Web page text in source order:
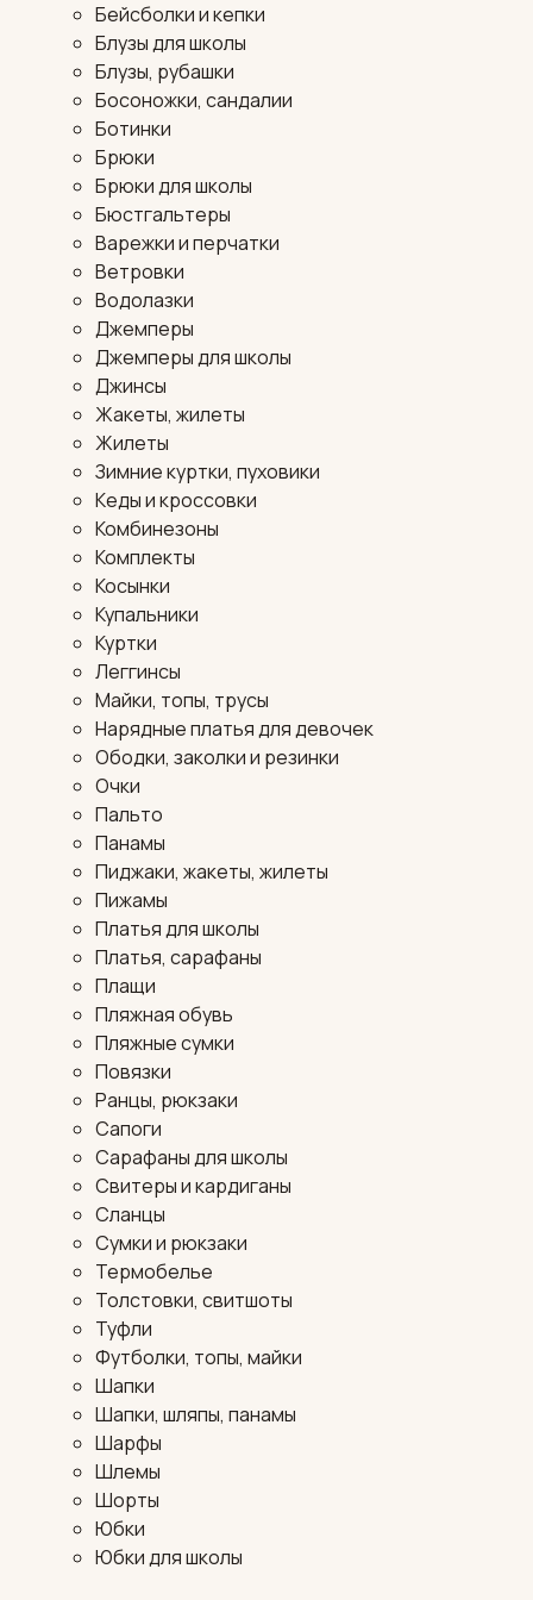
Бейсболки и кепки
Блузы для школы
Блузы, рубашки
Босоножки, сандалии
Ботинки
Брюки
Брюки для школы
Бюстгальтеры
Варежки и перчатки
Ветровки
Водолазки
Джемперы
Джемперы для школы
Джинсы
Жакеты, жилеты
Жилеты
Зимние куртки, пуховики
Кеды и кроссовки
Комбинезоны
Комплекты
Косынки
Купальники
Куртки
Леггинсы
Майки, топы, трусы
Нарядные платья для девочек
Ободки, заколки и резинки
Очки
Пальто
Панамы
Пиджаки, жакеты, жилеты
Пижамы
Платья для школы
Платья, сарафаны
Плащи
Пляжная обувь
Пляжные сумки
Повязки
Ранцы, рюкзаки
Сапоги
Сарафаны для школы
Свитеры и кардиганы
Сланцы
Сумки и рюкзаки
Термобелье
Толстовки, свитшоты
Туфли
Футболки, топы, майки
Шапки
Шапки, шляпы, панамы
Шарфы
Шлемы
Шорты
Юбки
Юбки для школы